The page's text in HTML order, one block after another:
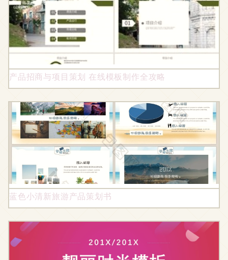
产品招商与项目策划 在线模板制作全攻略
蓝色小清新旅游产品策划书